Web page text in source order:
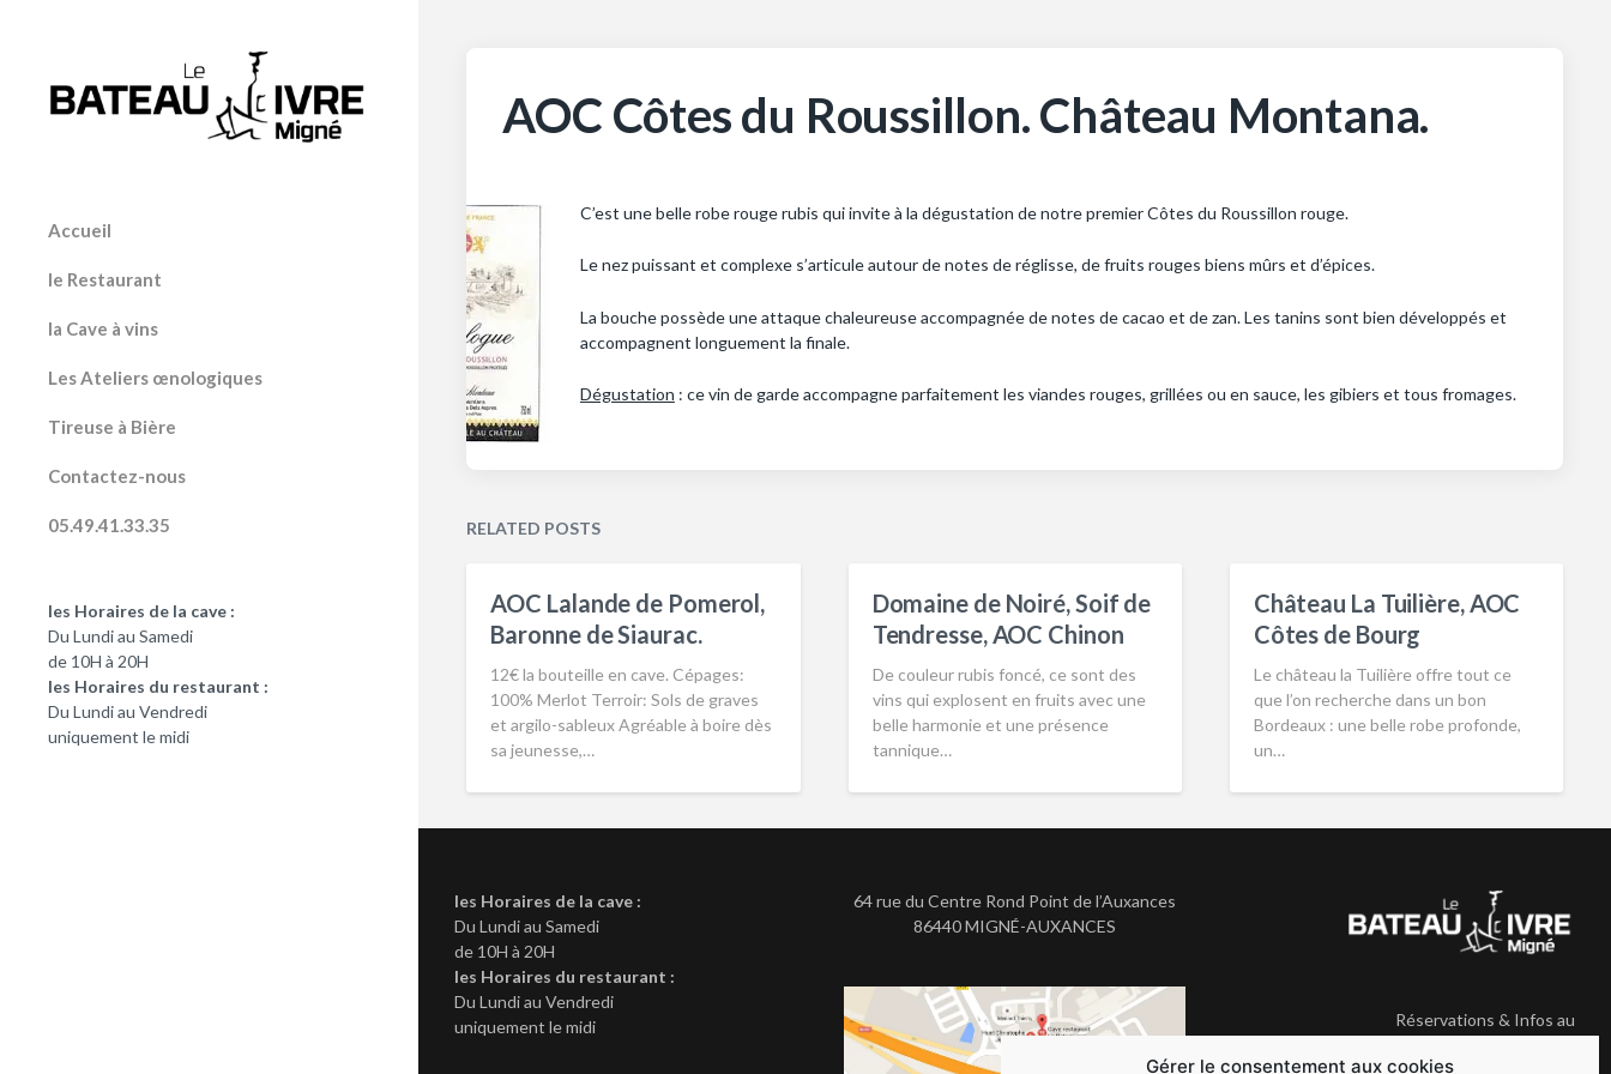
Gérer le consentement aux cookies
Accueil
le Restaurant
la Cave à vins
Les Ateliers œnologiques
Tireuse à Bière
Contactez-nous
05.49.41.33.35
les Horaires de la cave :
Du Lundi au Samedi
de 10H à 20H
les Horaires du restaurant :
Du Lundi au Vendredi
uniquement le midi
AOC Côtes du Roussillon. Château Montana.
C’est une belle robe rouge rubis qui invite à la dégustation de notre premier Côtes du Roussillon rouge.
Le nez puissant et complexe s’articule autour de notes de réglisse, de fruits rouges biens mûrs et d’épices.
La bouche possède une attaque chaleureuse accompagnée de notes de cacao et de zan. Les tanins sont bien développés et
accompagnent longuement la finale.
Dégustation : ce vin de garde accompagne parfaitement les viandes rouges, grillées ou en sauce, les gibiers et tous fromages.
RELATED POSTS
AOC Lalande de Pomerol,
Baronne de Siaurac.
12€ la bouteille en cave. Cépages:
100% Merlot Terroir: Sols de graves
et argilo-sableux Agréable à boire dès
sa jeunesse,…
Domaine de Noiré, Soif de
Tendresse, AOC Chinon
De couleur rubis foncé, ce sont des
vins qui explosent en fruits avec une
belle harmonie et une présence
tannique…
Château La Tuilière, AOC
Côtes de Bourg
Le château la Tuilière offre tout ce
que l’on recherche dans un bon
Bordeaux : une belle robe profonde,
un…
les Horaires de la cave :
Du Lundi au Samedi
de 10H à 20H
les Horaires du restaurant :
Du Lundi au Vendredi
uniquement le midi
64 rue du Centre Rond Point de l’Auxances
86440 MIGNÉ-AUXANCES
Réservations & Infos au